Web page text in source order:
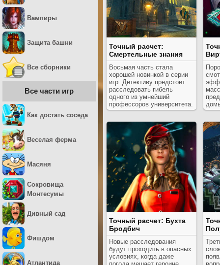
Точный расчет:
Смертельные знания
Восьмая часть стала
хорошей новинкой в серии
игр. Детективу предстоит
расследовать гибель
одного из умнейший
профессоров университета.
Точный расчет: Бухта
Бродбич
Новые расследования
будут проходить в опасных
условиях, когда даже
Вампиры
Защита башни
Все сборники
Все части игр
Как достать соседа
Веселая ферма
Масяня
Сокровища
Монтесумы
Дивный сад
Фишдом
Атлантида